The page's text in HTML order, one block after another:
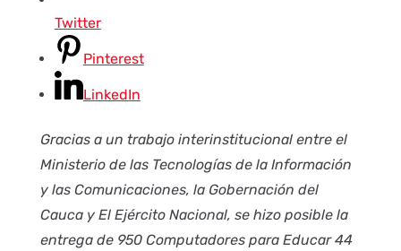
Twitter
Pinterest
LinkedIn
Gracias a un trabajo interinstitucional entre el
Ministerio de las Tecnologías de la Información
y las Comunicaciones, la Gobernación del
Cauca y El Ejército Nacional, se hizo posible la
entrega de 950 Computadores para Educar 44